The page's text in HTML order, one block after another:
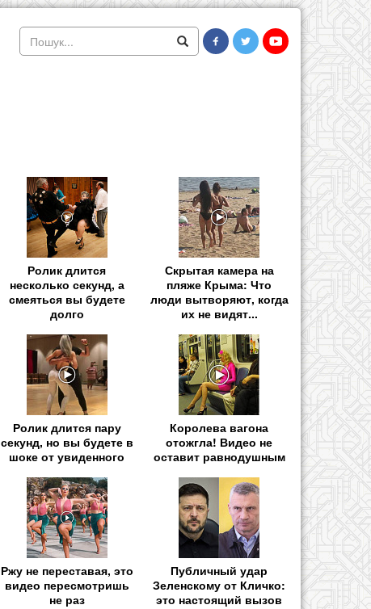
Ролик длится
несколько секунд, а
смеяться вы будете
долго
Скрытая камера на
пляже Крыма: Что
люди вытворяют, когда
их не видят...
Ролик длится пару
секунд, но вы будете в
шоке от увиденного
Королева вагона
отожгла! Видео не
оставит равнодушным
Ржу не переставая, это
видео пересмотришь
не раз
Публичный удар
Зеленскому от Кличко:
это настоящий вызов